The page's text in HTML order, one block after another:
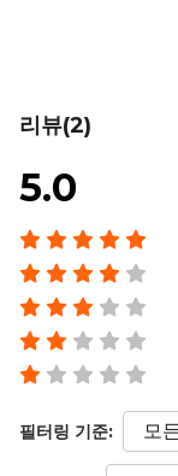
리뷰(2)
5.0
필터링 기준: